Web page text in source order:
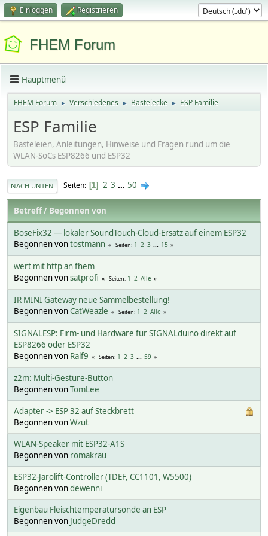
Einloggen Registrieren
FHEM Forum
Hauptmenü
FHEM Forum ► Verschiedenes ► Bastelecke ► ESP Familie
ESP Familie
Basteleien, Anleitungen, Hinweise und Fragen rund um die
WLAN-SoCs ESP8266 und ESP32
NACH UNTEN Seiten 1 2 3 ... 50
Betreff/ Begonnen von
BoseFix32 — lokaler SoundTouch-Cloud-Ersatz auf einem ESP32
Begonnen vontostmann Seiten 1 2 3 ... 15
wert mit http an fhem
Begonnen vonsatprofi Seiten 1 2 Alle
IR MINI Gateway neue Sammelbestellung!
Begonnen vonCatWeazle Seiten 1 2 Alle
SIGNALESP: Firm- und Hardware für SIGNALduino direkt auf
ESP8266 oder ESP32
Begonnen von Ralf9 Seiten 1 2 3 ... 59
z2m: Multi-Gesture-Button
Begonnen vonTomLee
Adapter -> ESP 32 auf Steckbrett
Begonnen vonWzut
WLAN-Speaker mit ESP32-A1S
Begonnen von romakrau
ESP32-Jarolift-Controller (TDEF, CC1101, W5500)
Begonnen vondewenni
Eigenbau Fleischtemperatursonde an ESP
Begonnen von JudgeDredd